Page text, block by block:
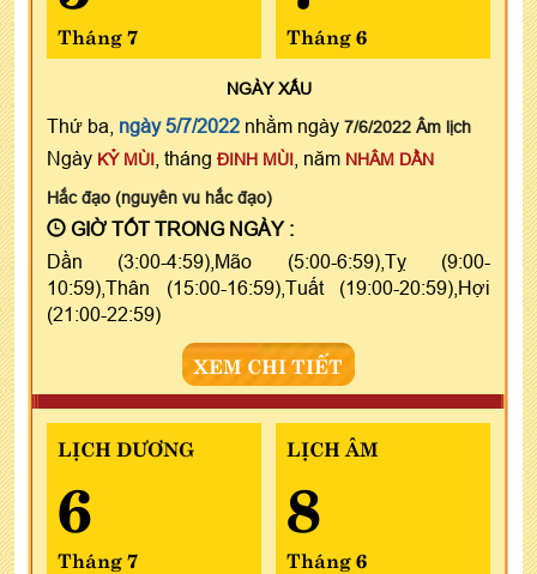
Tháng 7 Tháng 6
NGÀYXẤU
Thứ ba, ngày 5/7/2022 nhằm ngày 7/6/2022 Âm lịch
Ngày KỶ MÙI , tháng ĐINH MÙI , năm NHÂM DẦN
Hắc đạo (nguyên vu hắc đạo)
GIỜ TỐT TRONG NGÀY :
Dần (3:00-4:59),Mão (5:00-6:59),Tỵ (9:00-
10:59),Thân (15:00-16:59),Tuất (19:00-20:59),Hợi
(21:00-22:59)
XEM CHI TIẾT
LỊCH DƯƠNG
6
Tháng 7
LỊCH ÂM
8
Tháng 6